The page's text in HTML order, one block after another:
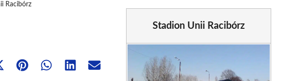
Racibórz
Share Share Share Share
Stadion Unii Racibórz